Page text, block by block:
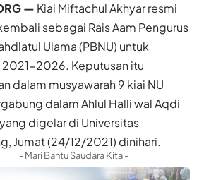
— Kiai Miftachul Akhyar resmi
sebagai Rais Aam Pengurus
Ulama (PBNU) untuk
2026. Keputusan itu
dalam musyawarah 9 kiai NU
dalam Ahlul Halli wal Aqdi
digelar di Universitas
Jumat (24/12/2021) dinihari.
- Mari Bantu Saudara Kita -